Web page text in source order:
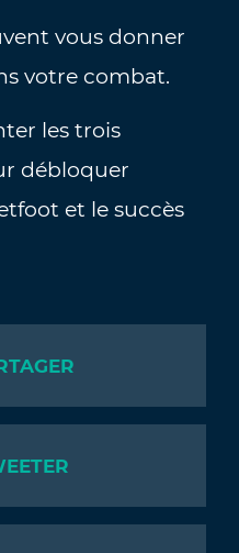
vous donner
votre combat.
les trois
débloquer
et le succès